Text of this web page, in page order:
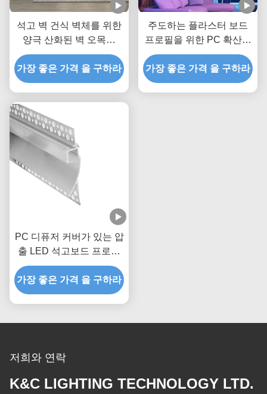
석고 벽 건식 벽체를 위한
양극 산화된 벽 오목한
LED 플라스터 보드 프로
필
가장 좋은 가격 을 구하라
주도하는 플라스터 보드
프로필을 위한 PC 확산기
와 주도하는 스트립 알루
미늄 프로파일
가장 좋은 가격 을 구하라
PC 디퓨저 커버가 있는 압
출 LED 석고보드 프로파
일
가장 좋은 가격 을 구하라
저희와 연락
K&C LIGHTING TECHNOLOGY LTD.